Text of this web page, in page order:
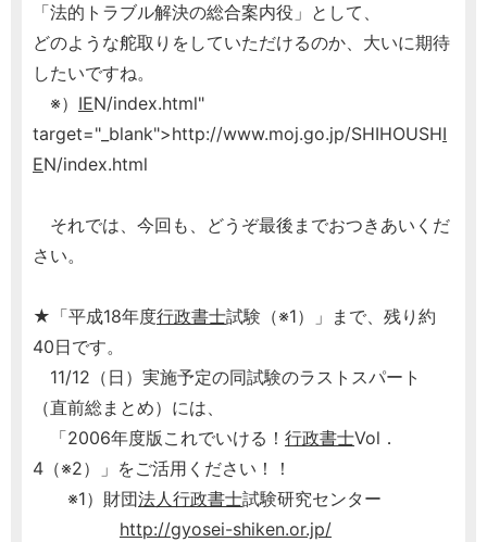
「法的トラブル解決の総合案内役」として、
どのような舵取りをしていただけるのか、大いに期待
したいですね。
※） IEN/index.html"
target="_blank">http://www.moj.go.jp/SHIHOUSHI
EN/index.html
それでは、今回も、どうぞ最後までおつきあいくだ
さい。
★「平成18年度行政書士試験（※1）」まで、残り約
40日です。
11/12（日）実施予定の同試験のラストスパート
（直前総まとめ）には、
「2006年度版これでいける！ 行政書士Vol．
4（※2）」をご活用ください！！
※1）財団法人行政書士試験研究センター
http://gyosei-shiken.or.jp/